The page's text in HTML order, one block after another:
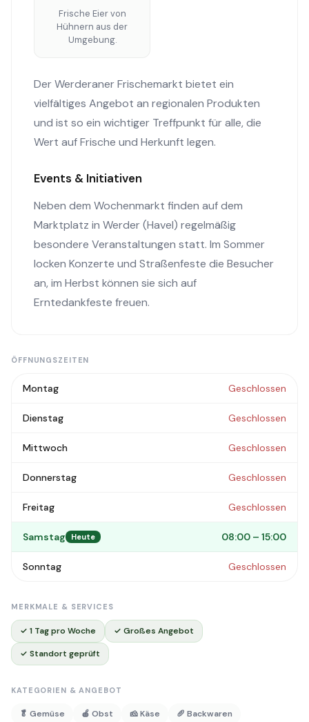
Frische Eier von
Hühnern aus der
Umgebung.
Der Werderaner Frischemarkt bietet ein
vielfältiges Angebot an regionalen Produkten
und ist so ein wichtiger Treffpunkt für alle, die
Wert auf Frische und Herkunft legen.
Events & Initiativen
Neben dem Wochenmarkt finden auf dem
Marktplatz in Werder (Havel) regelmäßig
besondere Veranstaltungen statt. Im Sommer
locken Konzerte und Straßenfeste die Besucher
an, im Herbst können sie sich auf
Erntedankfeste freuen.
ÖFFNUNGSZEITEN
Montag Geschlossen
Dienstag Geschlossen
Mittwoch Geschlossen
Donnerstag Geschlossen
Freitag Geschlossen
Samstag Heute 08:00 – 15:00
Sonntag Geschlossen
MERKMALE & SERVICES
✓ 1 Tag pro Woche ✓ Großes Angebot
✓ Standort geprüft
KATEGORIEN & ANGEBOT
🥬 Gemüse 🍎 Obst 🧀 Käse 🥖 Backwaren